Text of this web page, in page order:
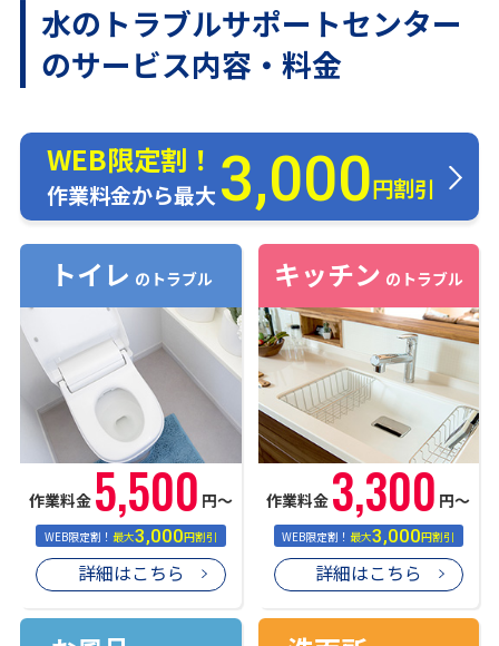
水のトラブルサポートセンター
のサービス内容・料金
WEB限定割！
作業料金から最大3,000円割引
トイレ のトラブル
作業料金 5,500 円〜
WEB限定割！最大3,000円割引
詳細はこちら
キッチン のトラブル
作業料金 3,300 円〜
WEB限定割！最大3,000円割引
詳細はこちら